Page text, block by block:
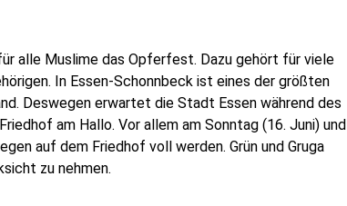
alle Muslime das Opferfest. Dazu gehört für viele
In Essen-Schonnbeck ist eines der größten
Deswegen erwartet die Stadt Essen während des
am Hallo. Vor allem am Sonntag (16. Juni) und
auf dem Friedhof voll werden. Grün und Gruga
zu nehmen.